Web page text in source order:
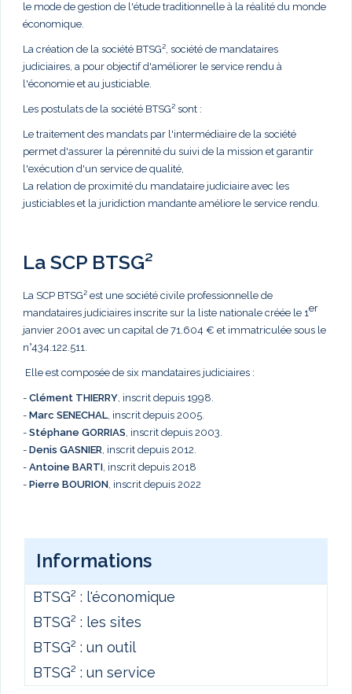
le mode de gestion de l'étude traditionnelle à la réalité du monde
économique.
La création de la société BTSG², société de mandataires
judiciaires, a pour objectif d'améliorer le service rendu à
l'économie et au justiciable.
Les postulats de la société BTSG² sont :
Le traitement des mandats par l'intermédiaire de la société
permet d'assurer la pérennité du suivi de la mission et garantir
l'exécution d'un service de qualité,
La relation de proximité du mandataire judiciaire avec les
justiciables et la juridiction mandante améliore le service rendu.
La SCP BTSG²
La SCP BTSG² est une société civile professionnelle de
mandataires judiciaires inscrite sur la liste nationale créée le 1er
janvier 2001 avec un capital de 71.604 € et immatriculée sous le
n°434.122.511.
Elle est composée de six mandataires judiciaires :
- Clément THIERRY, inscrit depuis 1998.
- Marc SENECHAL, inscrit depuis 2005.
- Stéphane GORRIAS, inscrit depuis 2003.
- Denis GASNIER, inscrit depuis 2012.
- Antoine BARTI, inscrit depuis 2018
- Pierre BOURION, inscrit depuis 2022
Informations
BTSG² : l'économique
BTSG² : les sites
BTSG² : un outil
BTSG² : un service